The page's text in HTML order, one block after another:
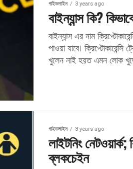
গাইডলাইন 3 years ago
বাইন্যান্স কি?
বাইন্যান্স এর নাম
পাওয়া যাবে।
খুলেন নাই হয়ত এমন লোক
গাইডলাইন 3 years ago
লাইটনিং
ব্লকচেইন